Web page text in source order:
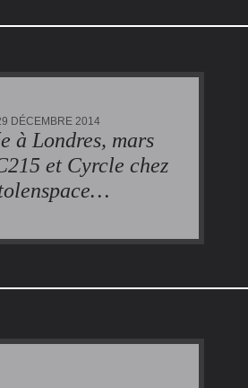
DÉCEMBRE 2014
à Londres, mars
et Cyrcle chez